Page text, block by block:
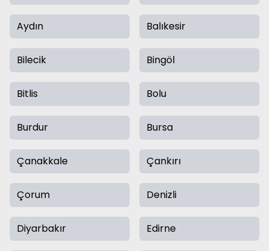
Aydın Balıkesir
Bilecik Bingöl
Bitlis Bolu
Burdur Bursa
Çanakkale Çankırı
Çorum Denizli
Diyarbakır Edirne